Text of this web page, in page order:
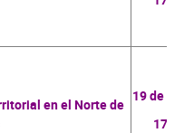
en el Norte de
19 de
17 hs.